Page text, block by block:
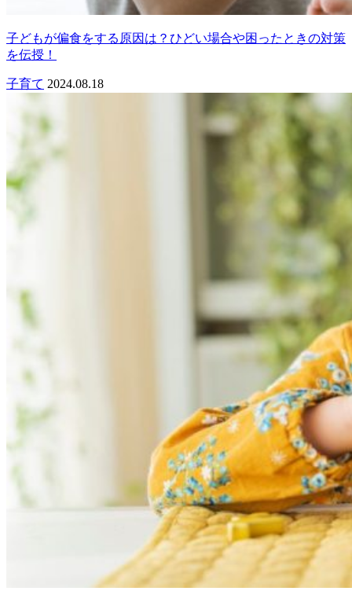
子どもが偏食をする原因は？ひどい場合や困ったときの対策
を伝授！
子育て 2024.08.18